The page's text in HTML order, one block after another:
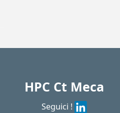
HPC Ct Meca
Seguici !